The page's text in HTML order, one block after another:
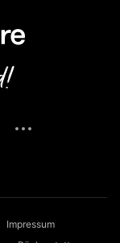
Impressum